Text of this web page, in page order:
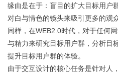
缘由是在于：盲目的扩大目标用户
对白与情色的镜头来吸引更多的观
同样，在WEB2.0时代，对于任何
与精力来研究目标用户群，分析目
提升目标用户群的体验。
由于交互设计的核心任务是针对人